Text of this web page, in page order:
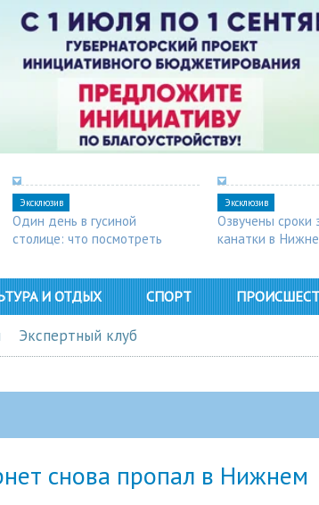
Эксклюзив
Один день в гусиной
столице: что посмотреть
Эксклюзив
Озвучены сроки
канатки в
И ОТДЫХ СПОРТ
Экспертный клуб
снова пропал в Нижнем